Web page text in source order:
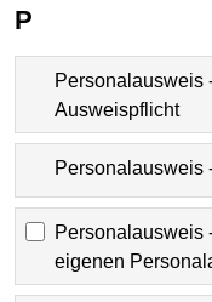
P
Personalausweis
Ausweispflicht
Personalausweis
Personalausweis
eigenen